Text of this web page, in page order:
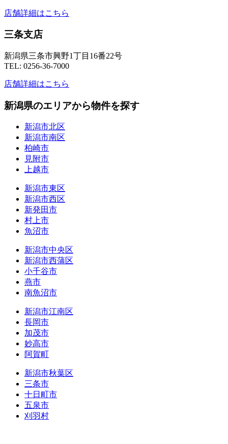
店舗詳細はこちら
三条支店
新潟県三条市興野1丁目16番22号
TEL: 0256-36-7000
店舗詳細はこちら
新潟県のエリアから物件を探す
新潟市北区
新潟市南区
柏崎市
見附市
上越市
新潟市東区
新潟市西区
新発田市
村上市
魚沼市
新潟市中央区
新潟市西蒲区
小千谷市
燕市
南魚沼市
新潟市江南区
長岡市
加茂市
妙高市
阿賀町
新潟市秋葉区
三条市
十日町市
五泉市
刈羽村